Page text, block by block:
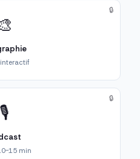
interactif
🔒
🎙️
15 min
🔒